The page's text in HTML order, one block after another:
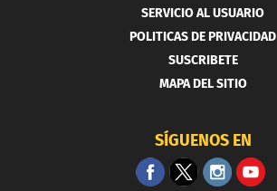
SERVICIO AL USUARIO
POLITICAS DE PRIVACIDAD
SUSCRIBETE
MAPA DEL SITIO
SÍGUENOS EN